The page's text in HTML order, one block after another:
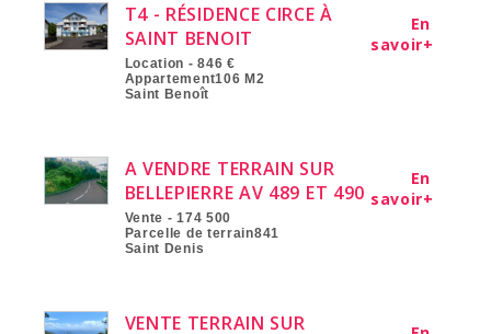
T4 - RÉSIDENCE CIRCE À
SAINT BENOIT
Location - 846 €
Appartement106 M2
Saint Benoît
En
savoir+
A VENDRE TERRAIN SUR
BELLEPIERRE AV 489 ET 490
Vente - 174 500
Parcelle de terrain841
Saint Denis
En
savoir+
VENTE TERRAIN SUR